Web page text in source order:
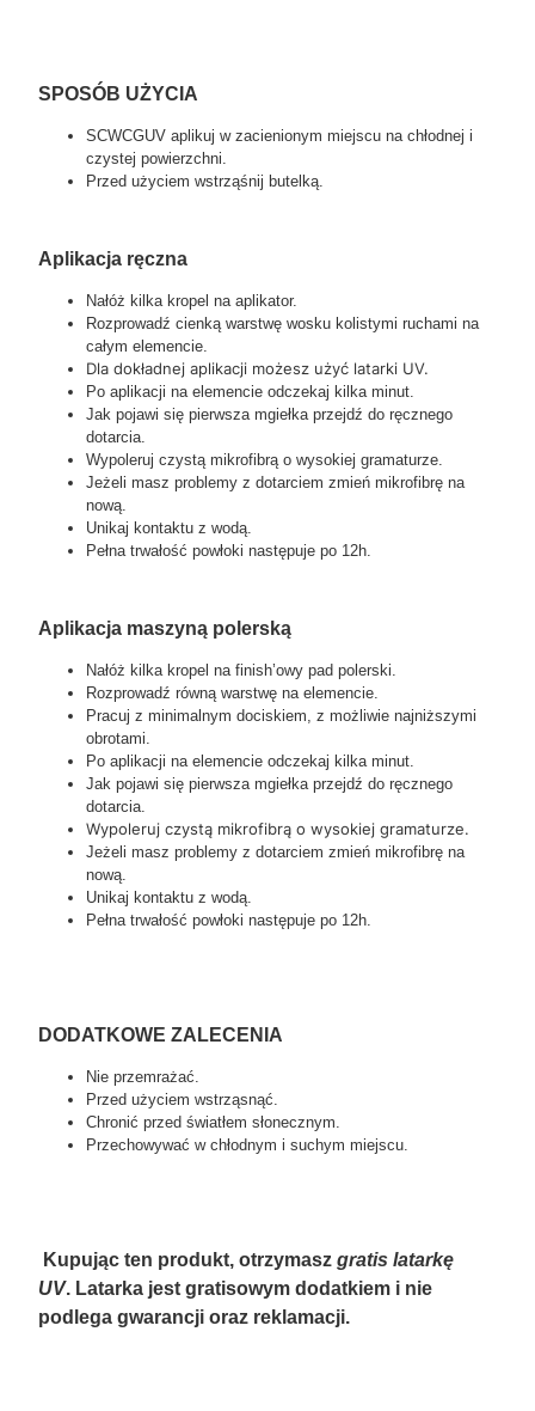
SPOSÓB UŻYCIA
SCWCGUV aplikuj w zacienionym miejscu na chłodnej i
czystej powierzchni.
Przed użyciem wstrząśnij butelką.
Aplikacja ręczna
Nałóż kilka kropel na aplikator.
Rozprowadź cienką warstwę wosku kolistymi ruchami na
całym elemencie.
Dla dokładnej aplikacji możesz użyć latarki UV.
Po aplikacji na elemencie odczekaj kilka minut.
Jak pojawi się pierwsza mgiełka przejdź do ręcznego
dotarcia.
Wypoleruj czystą mikrofibrą o wysokiej gramaturze.
Jeżeli masz problemy z dotarciem zmień mikrofibrę na
nową.
Unikaj kontaktu z wodą.
Pełna trwałość powłoki następuje po 12h.
Aplikacja maszyną polerską
Nałóż kilka kropel na finish’owy pad polerski.
Rozprowadź równą warstwę na elemencie.
Pracuj z minimalnym dociskiem, z możliwie najniższymi
obrotami.
Po aplikacji na elemencie odczekaj kilka minut.
Jak pojawi się pierwsza mgiełka przejdź do ręcznego
dotarcia.
Wypoleruj czystą mikrofibrą o wysokiej gramaturze.
Jeżeli masz problemy z dotarciem zmień mikrofibrę na
nową.
Unikaj kontaktu z wodą.
Pełna trwałość powłoki następuje po 12h.
DODATKOWE ZALECENIA
Nie przemrażać.
Przed użyciem wstrząsnąć.
Chronić przed światłem słonecznym.
Przechowywać w chłodnym i suchym miejscu.
Kupując ten produkt, otrzymasz gratis latarkę
UV. Latarka jest gratisowym dodatkiem i nie
podlega gwarancji oraz reklamacji.